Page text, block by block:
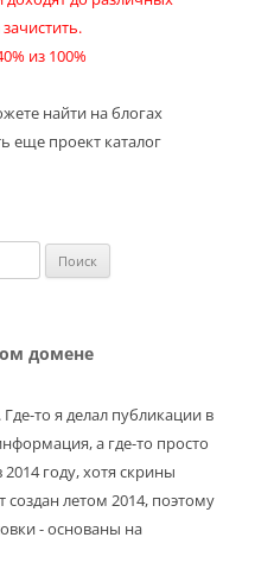
из 100%
найти на блогах
еще проект каталог
домене
то я делал публикации в
а где-то просто
году, хотя скрины
создан летом 2014, поэтому
- основаны на